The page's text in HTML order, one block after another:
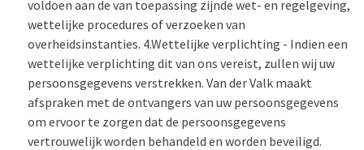
voldoen aan de van toepassing zijnde wet- en regelgeving,
wettelijke procedures of verzoeken van
overheidsinstanties. 4.Wettelijke verplichting - Indien een
wettelijke verplichting dit van ons vereist, zullen wij uw
persoonsgegevens verstrekken. Van der Valk maakt
afspraken met de ontvangers van uw persoonsgegevens
om ervoor te zorgen dat de persoonsgegevens
vertrouwelijk worden behandeld en worden beveiligd.